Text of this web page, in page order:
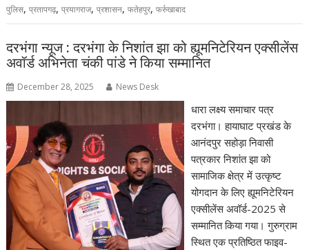
पुलिस,प्रतापगढ़,प्रयागराज,प्रशासन,फतेहपुर,फर्रुखाबाद
दरभंगा न्यूज : दरभंगा के निशांत झा को ह्यूमनिटेरियन एक्सीलेंस
अवॉर्ड अभिनेता चंकी पांडे ने किया सम्मानित
December 28, 2025 News Desk
धारा लक्ष्य समाचार पत्र
दरभंगा। हायाघाट प्रखंड के
आनंदपुर सहोड़ा निवासी
पत्रकार निशांत झा को
सामाजिक क्षेत्र में उत्कृष्ट
योगदान के लिए ह्यूमनिटेरियन
एक्सीलेंस अवॉर्ड-2025 से
सम्मानित किया गया। गुरुग्राम
स्थित एक प्रतिष्ठित फाइव-